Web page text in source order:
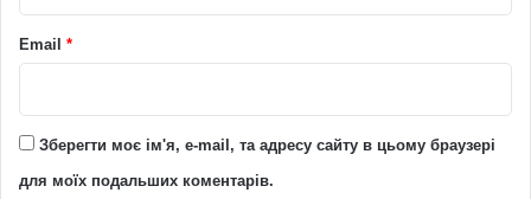
Email *
Зберегти моє ім'я, e-mail, та адресу сайту в цьому браузері
для моїх подальших коментарів.